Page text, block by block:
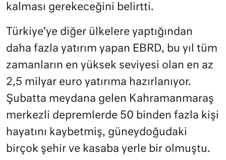
kalması gerekeceğini belirtti.
Türkiye’ye diğer ülkelere yaptığından
daha fazla yatırım yapan EBRD, bu yıl tüm
zamanların en yüksek seviyesi olan en az
2,5 milyar euro yatırıma hazırlanıyor.
Şubatta meydana gelen Kahramanmaraş
merkezli depremlerde 50 binden fazla kişi
hayatını kaybetmiş, güneydoğudaki
birçok şehir ve kasaba yerle bir olmuştu.